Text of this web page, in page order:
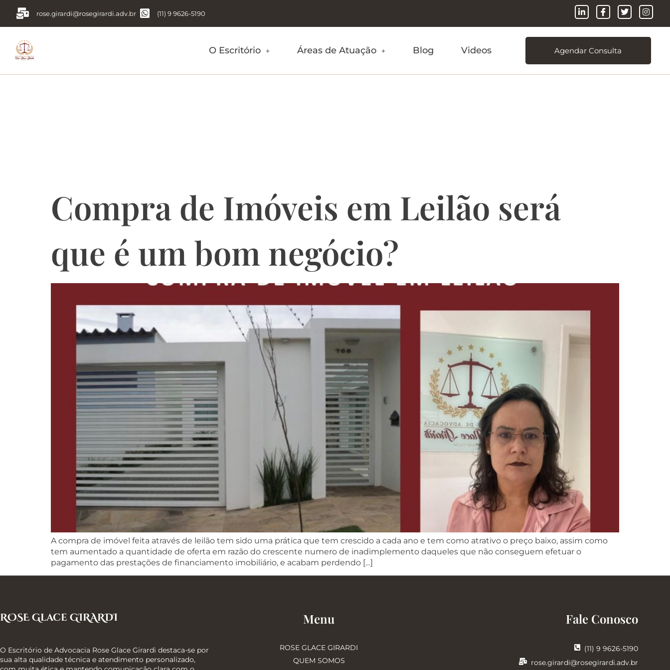
rose.girardi@rosegirardi.adv.br (11) 9 9626-5190
O Escritório Áreas de Atuação Blog Videos Agendar Consulta
Compra de Imóveis em Leilão será
que é um bom negócio?
A compra de imóvel feita através de leilão tem sido uma prática que tem crescido a cada ano e tem como atrativo o preço baixo, assim como
tem aumentado a quantidade de oferta em razão do crescente numero de inadimplemento daqueles que não conseguem efetuar o
pagamento das prestações de financiamento imobiliário, e acabam perdendo […]
ROSE Glace GIRARDI
O Escritório de Advocacia Rose Glace Girardi destaca-se por
sua alta qualidade técnica e atendimento personalizado,
Menu
ROSE GLACE GIRARDI
QUEM SOMOS
Fale Conosco
(11) 9 9626-5190
rose.girardi@rosegirardi.adv.br